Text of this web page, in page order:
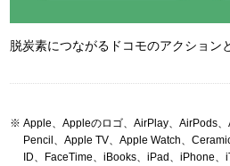
脱炭素につながるドコモのアクション
Apple、Appleのロゴ、AirPlay、AirPods
Pencil、Apple TV、Apple Watch、
ID、FaceTime、iBooks、iPad、iPhone